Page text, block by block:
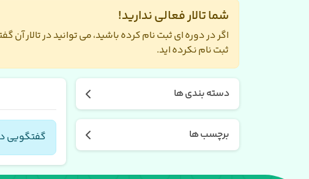
شما تالار فعالی ندارید!
اگر در دوره ای ثبت نام کرده باشید، می توانید در تالار
ثبت نام نکرده اید.
دسته بندی ها
برچسب ها گفتگویی